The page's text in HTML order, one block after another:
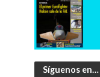
Síguenos en…